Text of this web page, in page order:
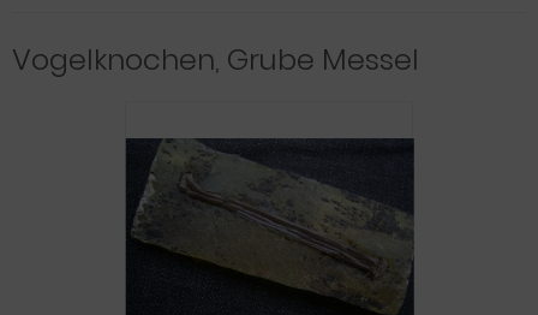
Vogelknochen, Grube Messel